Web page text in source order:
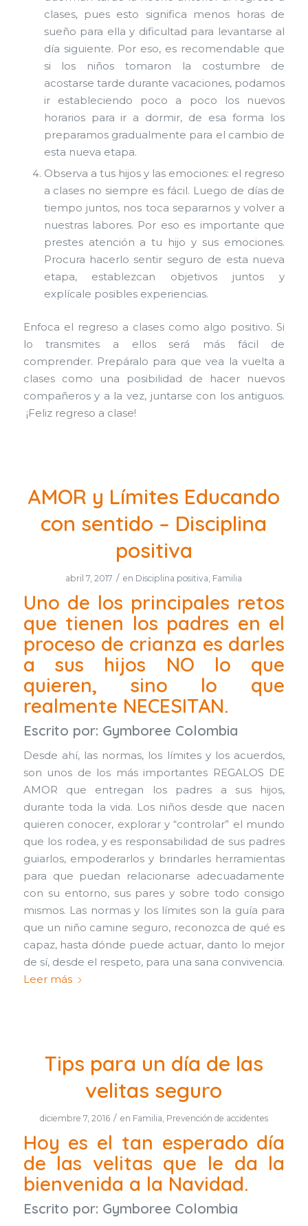
clases, pues esto significa menos horas de
sueño para ella y dificultad para levantarse al
día siguiente. Por eso, es recomendable que
si los niños tomaron la costumbre de
acostarse tarde durante vacaciones, podamos
ir estableciendo poco a poco los nuevos
horarios para ir a dormir, de esa forma los
preparamos gradualmente para el cambio de
esta nueva etapa.
Observa a tus hijos y las emociones: el regreso
a clases no siempre es fácil. Luego de días de
tiempo juntos, nos toca separarnos y volver a
nuestras labores. Por eso es importante que
prestes atención a tu hijo y sus emociones.
Procura hacerlo sentir seguro de esta nueva
etapa, establezcan objetivos juntos y
explícale posibles experiencias.
Enfoca el regreso a clases como algo positivo. Si
lo transmites a ellos será más fácil de
comprender. Prepáralo para que vea la vuelta a
clases como una posibilidad de hacer nuevos
compañeros y a la vez, juntarse con los antiguos.
¡Feliz regreso a clase!
AMOR y Límites Educando
con sentido – Disciplina
positiva
abril 7, 2017 / en Disciplina positiva, Familia
Uno de los principales retos
que tienen los padres en el
proceso de crianza es darles
a sus hijos NO lo que
quieren, sino lo que
realmente NECESITAN.
Escrito por: Gymboree Colombia
Desde ahí, las normas, los límites y los acuerdos,
son unos de los más importantes REGALOS DE
AMOR que entregan los padres a sus hijos,
durante toda la vida. Los niños desde que nacen
quieren conocer, explorar y “controlar” el mundo
que los rodea, y es responsabilidad de sus padres
guiarlos, empoderarlos y brindarles herramientas
para que puedan relacionarse adecuadamente
con su entorno, sus pares y sobre todo consigo
mismos. Las normas y los límites son la guía para
que un niño camine seguro, reconozca de qué es
capaz, hasta dónde puede actuar, danto lo mejor
de sí, desde el respeto, para una sana convivencia.
Leer más
Tips para un día de las
velitas seguro
diciembre 7, 2016 / en Familia Prevención de accidentes
Hoy es el tan esperado día
de las velitas que le da la
bienvenida a la Navidad.
Escrito por: Gymboree Colombia